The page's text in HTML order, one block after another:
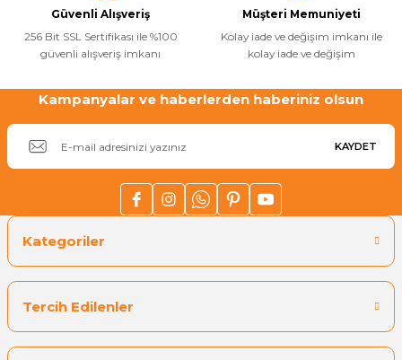
Dalgıç Pompa
Dezenfeksiyon
Havuz Güvenlik
Havuz
Kapağı
Havuz Pompa
Havuz
Gönder
Güvenli Alışveriş
256 Bit SSL Sertifikası ile %100
güvenli alışveriş imkanı
Müşteri Memuniyeti
Kolay iade ve değişim imkanı ile
kolay iade ve değişim
Kampanyalar ve haberlerden haberiniz olsun
KAYDET
Kategoriler
Tercih Edilenler